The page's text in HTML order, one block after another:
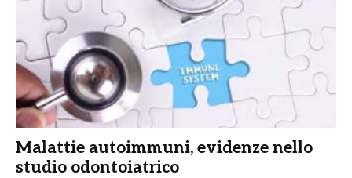
Malattie autoimmuni, evidenze nello
studio odontoiatrico